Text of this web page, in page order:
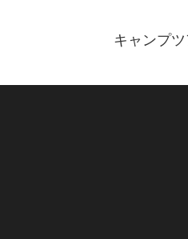
キャンプ